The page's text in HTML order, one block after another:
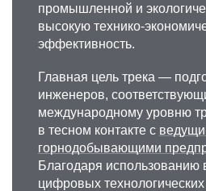
промышленной и
высокую технико-
эффективность.
Главная цель трека —
инженеров,
международному уровню
в тесном контакте с
горнодобывающими
Благодаря использованию
цифровых